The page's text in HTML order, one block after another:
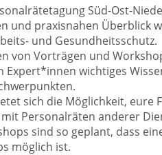
Süd-Ost-
und praxisnahen Überblick
und Gesundheitsschutz.
von Vorträgen und
Expert*innen wichtiges
sich die Möglichkeit, eure
Personalräten anderer
sind so geplant, dass
möglich ist.